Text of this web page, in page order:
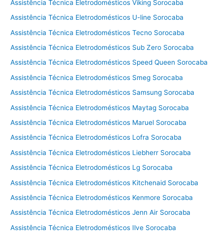
Assistência Técnica Eletrodomésticos Viking Sorocaba
Assistência Técnica Eletrodomésticos U-line Sorocaba
Assistência Técnica Eletrodomésticos Tecno Sorocaba
Assistência Técnica Eletrodomésticos Sub Zero Sorocaba
Assistência Técnica Eletrodomésticos Speed Queen Sorocaba
Assistência Técnica Eletrodomésticos Smeg Sorocaba
Assistência Técnica Eletrodomésticos Samsung Sorocaba
Assistência Técnica Eletrodomésticos Maytag Sorocaba
Assistência Técnica Eletrodomésticos Maruel Sorocaba
Assistência Técnica Eletrodomésticos Lofra Sorocaba
Assistência Técnica Eletrodomésticos Liebherr Sorocaba
Assistência Técnica Eletrodomésticos Lg Sorocaba
Assistência Técnica Eletrodomésticos Kitchenaid Sorocaba
Assistência Técnica Eletrodomésticos Kenmore Sorocaba
Assistência Técnica Eletrodomésticos Jenn Air Sorocaba
Assistência Técnica Eletrodomésticos Ilve Sorocaba